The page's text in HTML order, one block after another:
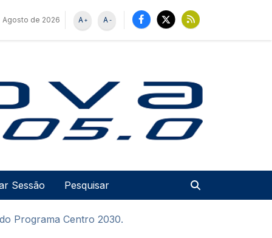
Agosto de 2026 -
A
+
A
de utilizador
Sessão
Programa Centro 2030.